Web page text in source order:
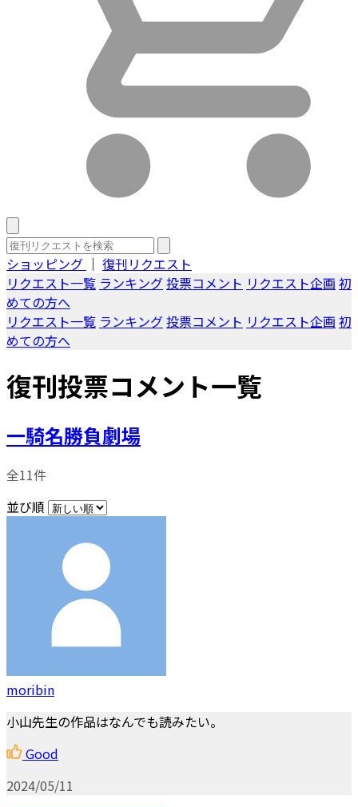
ショッピング ｜ 復刊リクエスト
リクエスト一覧 ランキング投票コメント リクエスト企画 初
めての方へ
リクエスト一覧 ランキング投票コメント リクエスト企画 初
めての方へ
復刊投票コメント一覧
一騎名勝負劇場
全11件
並び順
moribin
小山先生の作品はなんでも読みたい。
Good
2024/05/11